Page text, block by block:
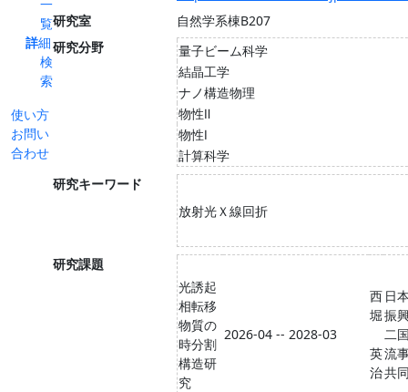
一
覧
詳細
検
索
使い方
お問い
合わせ
研究室
自然学系棟B207
研究分野
量子ビーム科学
結晶工学
ナノ構造物理
物性Ⅱ
物性Ⅰ
計算科学
研究キーワード
放射光Ｘ線回折
研究課題
光誘起
相転移
物質の
時分割
構造研
究
2026-04 -- 2028-03
西
堀
英
治
日
振
二
流
共